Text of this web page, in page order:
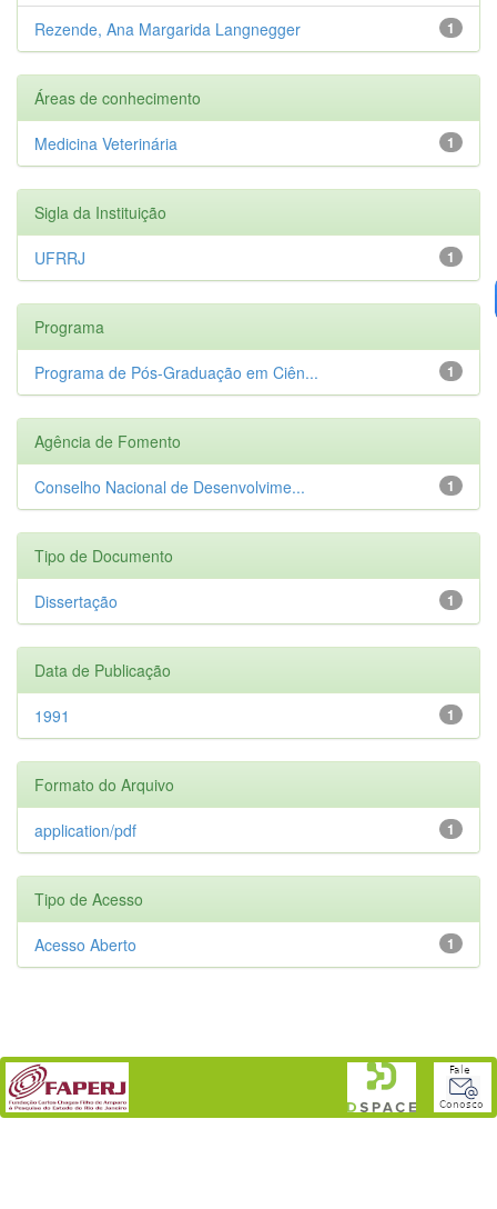
1
Rezende, Ana Margarida Langnegger
Áreas de conhecimento
1
Medicina Veterinária
Sigla da Instituição
1
UFRRJ
Programa
1
Programa de Pós-Graduação em Ciên...
Agência de Fomento
1
Conselho Nacional de Desenvolvime...
Tipo de Documento
1
Dissertação
Data de Publicação
1
1991
Formato do Arquivo
1
application/pdf
Tipo de Acesso
1
Acesso Aberto